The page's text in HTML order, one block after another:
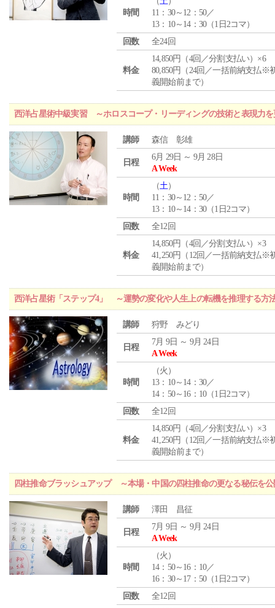
時間
11：30～12：50／
13：10～14：30（1日2コマ）
回数
全24回
料金
14,850円（4回／分割支払い）×6
80,850円（24回／一括前納支払※
義開始前まで）
西洋占星術中級実習 ～ホロスコープ・リーディングの技術と表現力
講師 森信 彰雄
日程
6月 29日 ～ 9月 28日
A Week
時間
（土）
11：30～12：50／
13：10～14：30（1日2コマ）
回数
全12回
料金
14,850円（4回／分割支払い）×3
41,250円（12回／一括前納支払※
義開始前まで）
西洋占星術「ステップ4」 ～運勢の変化や人生上の転機を推理する方
講師 狩野 みどり
日程
7月 9日 ～ 9月 24日
A Week
時間
（火 ）
13：10～14：30／
14：50～16：10（1日2コマ）
回数
全12回
料金
14,850円（4回／分割支払い）×3
41,250円（12回／一括前納支払※
義開始前まで）
四柱推命ブラッシュアップ ～本場・中国の四柱推命の更なる秘伝を
講師 澤田 昌征
日程
7月 9日 ～ 9月 24日
A Week
時間
（火 ）
14：50～16：10／
16：30～17：50（1日2コマ）
回数
全12回